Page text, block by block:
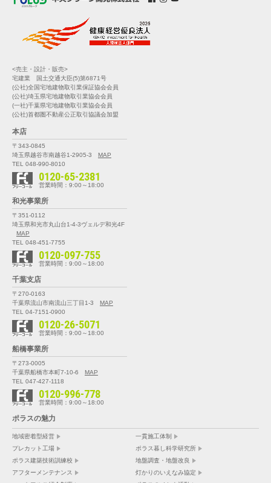
<売主・設計・販売>
宅建業 国土交通大臣(5)第6871号
(公社)全国宅地建物取引業保証協会会員
(公社)埼玉県宅地建物取引業協会会員
(一社)千葉県宅地建物取引業協会会員
(公社)首都圏不動産公正取引協議会加盟
本店
〒343-0845
埼玉県越谷市南越谷1-2905-3
MAP
TEL 048-990-8010
0120-65-2381
営業時間：9:00～18:00
和光事業所
〒351-0112
埼玉県和光市丸山台1-4-3ヴェルデ和光4F
MAP
TEL 048-451-7755
0120-097-755
営業時間：9:00～18:00
千葉支店
〒270-0163
千葉県流山市南流山三丁目1-3
MAP
TEL 04-7151-0900
0120-26-5071
営業時間：9:00～18:00
船橋事業所
〒273-0005
千葉県船橋市本町7-10-6
MAP
TEL 047-427-1118
0120-996-778
営業時間：9:00～18:00
ポラスの魅力
地域密着型経営
一貫施工体制
プレカット工場
ポラス暮し科学研究所
ポラス建築技術訓練校
地盤調査・地盤改良
アフターメンテナンス
灯かりのいえなみ協定